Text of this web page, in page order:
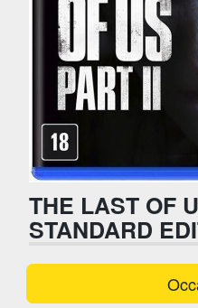
THE LAST OF
STANDARD